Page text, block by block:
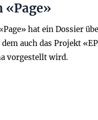
«Page»
hat ein Dossier
auch das Projekt
vorgestellt wird.